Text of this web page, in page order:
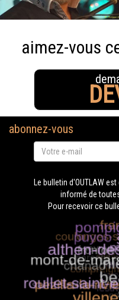
aimez-vous
abonnez-vous
Le bulletin d'OUTLAW
informé de
Pour recevoir ce